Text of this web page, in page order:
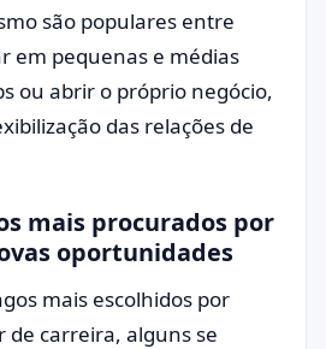
são populares entre
em pequenas e médias
ou abrir o próprio negócio,
das relações de
mais procurados por
oportunidades
mais escolhidos por
carreira, alguns se